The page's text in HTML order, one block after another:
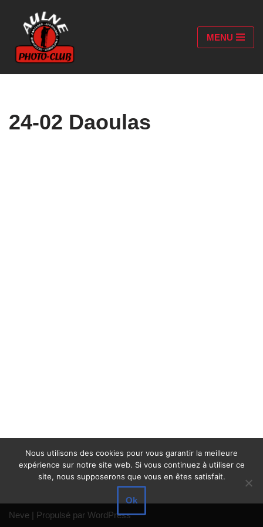
Aller
au
contenu
MENU
24-02 Daoulas
Neve | Propulsé par WordPress
Nous utilisons des cookies pour vous garantir la meilleure
expérience sur notre site web. Si vous continuez à utiliser ce
site, nous supposerons que vous en êtes satisfait.
Ok